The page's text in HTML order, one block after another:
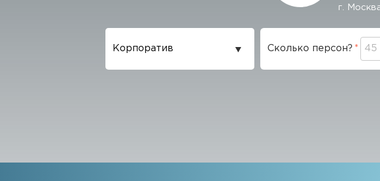
г.
Повод
проведения
Сколько персон?